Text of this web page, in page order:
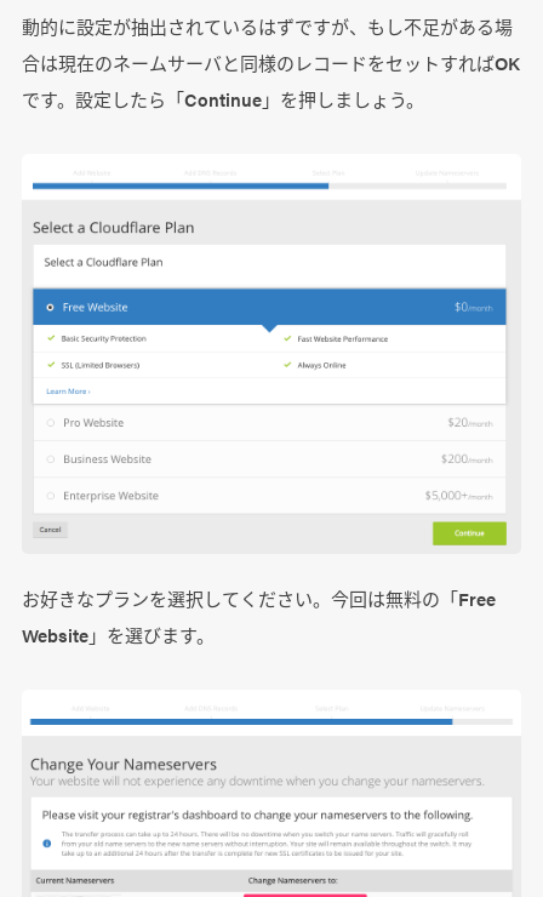
動的に設定が抽出されているはずですが、もし不足がある場
合は現在のネームサーバと同様のレコードをセットすればOK
です。設定したら「Continue」を押しましょう。
お好きなプランを選択してください。今回は無料の「Free
Website」を選びます。